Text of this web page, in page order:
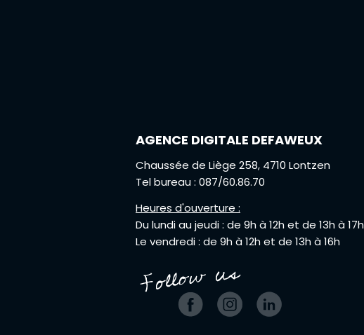
AGENCE DIGITALE DEFAWEUX
Chaussée de Liège 258, 4710 Lontzen
Tel bureau : 087/60.86.70
Heures d'ouverture :
Du lundi au jeudi : de 9h à 12h et de 13h à 17h
Le vendredi : de 9h à 12h et de 13h à 16h